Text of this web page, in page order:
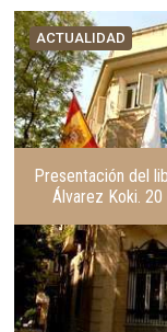
ACTUALIDAD
Presentación del
Álvarez Koki. 20